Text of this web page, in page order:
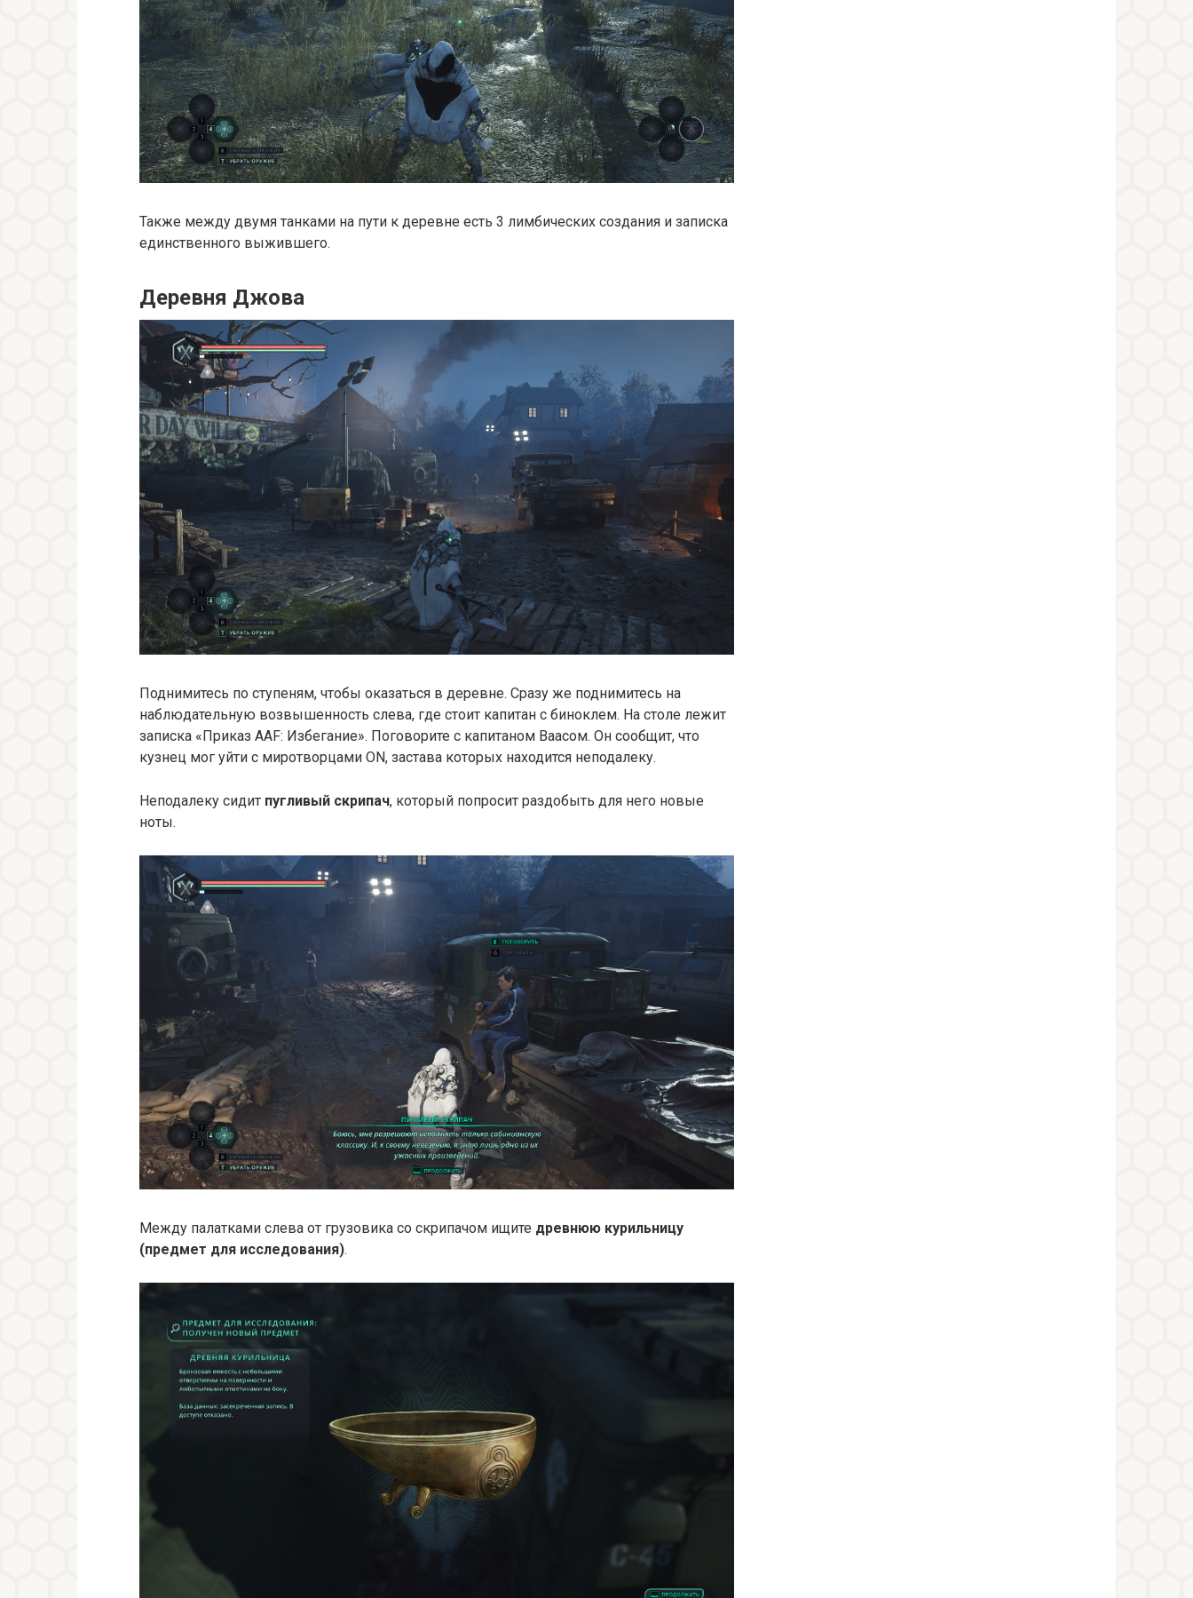
Также между двумя танками на пути к деревне есть 3 лимбических создания и записка
единственного выжившего.
Деревня Джова
Поднимитесь по ступеням, чтобы оказаться в деревне. Сразу же поднимитесь на
наблюдательную возвышенность слева, где стоит капитан с биноклем. На столе лежит
записка «Приказ AAF: Избегание». Поговорите с капитаном Ваасом. Он сообщит, что
кузнец мог уйти с миротворцами ON, застава которых находится неподалеку.
Неподалеку сидит пугливый скрипач, который попросит раздобыть для него новые
ноты.
Между палатками слева от грузовика со скрипачом ищите древнюю курильницу
(предмет для исследования).